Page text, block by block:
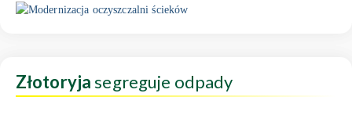
Złotoryjasegreguje odpady